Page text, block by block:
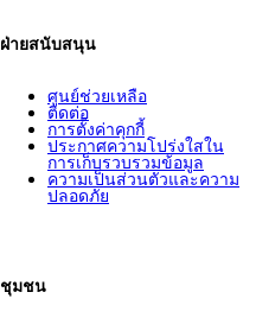
ฝ่ายสนับสนุน
ศูนย์ช่วยเหลือ
ติดต่อ
การตั้งค่าคุกกี้
ประกาศความโปร่งใสใน
การเก็บรวบรวมข้อมูล
ความเป็นส่วนตัวและความ
ปลอดภัย
ชุมชน